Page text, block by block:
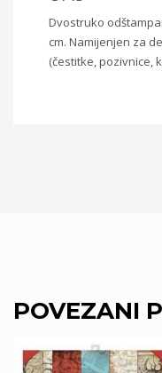
Dvostruko
cm. Namijenjen za
(čestitke, pozivnice,
POVEZANI